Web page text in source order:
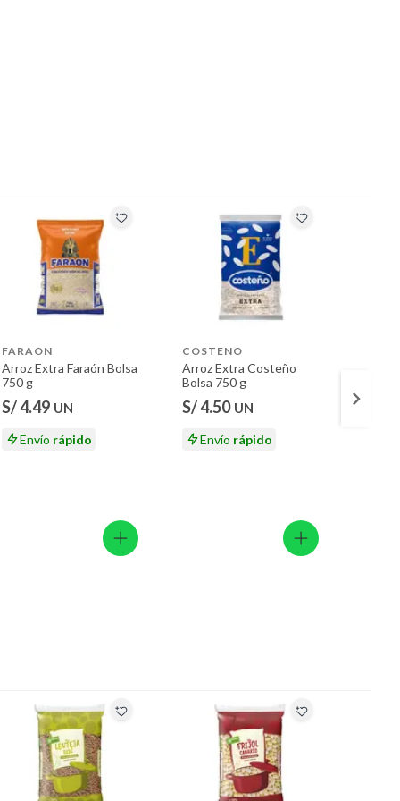
FARAON
Arroz Extra Faraón Bolsa
750 g
S/ 4.49 UN
Envío rápido
COSTENO
Arroz Extra Costeño
Bolsa 750 g
S/ 4.50 UN
Envío rápido